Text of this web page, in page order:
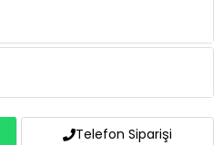
Telefon Siparişi